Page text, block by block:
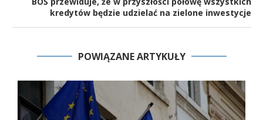
kredytów będzie udzielać na zielone inwestycje
POWIĄZANE ARTYKUŁY